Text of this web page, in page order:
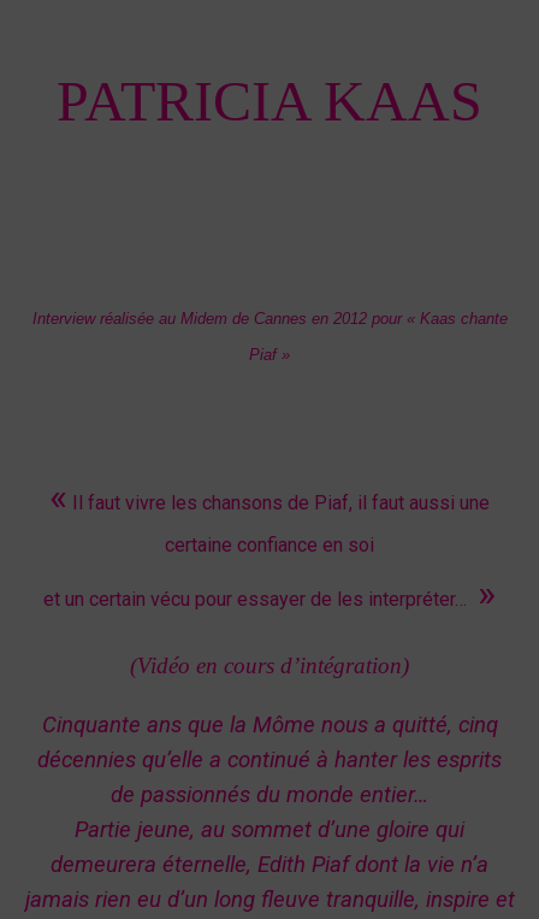
PATRICIA KAAS
Interview réalisée au Midem de Cannes en 2012 pour « Kaas chante
Piaf »
« Il faut vivre les chansons de Piaf, il faut aussi une
certaine confiance en soi
et un certain vécu pour essayer de les interpréter… »
(Vidéo en cours d’intégration)
Cinquante ans que la Môme nous a quitté, cinq
décennies qu’elle a continué à hanter les esprits
de passionnés du monde entier…
Partie jeune, au sommet d’une gloire qui
demeurera éternelle, Edith Piaf dont la vie n’a
jamais rien eu d’un long fleuve tranquille, inspire et